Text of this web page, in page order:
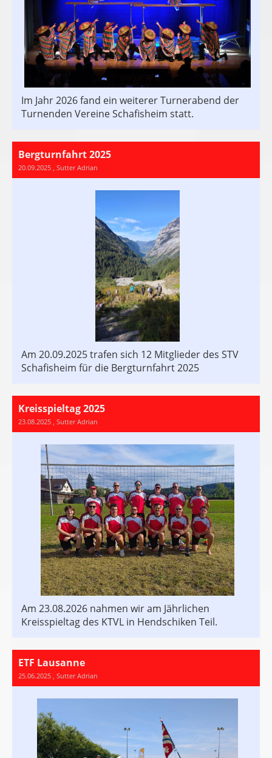
Im Jahr 2026 fand ein weiterer Turnerabend der
Turnenden Vereine Schafisheim statt.
Bergturnfahrt 2025
20.09.2025 , Sutter Adrian
Am 20.09.2025 trafen sich 12 Mitglieder des STV
Schafisheim für die Bergturnfahrt 2025
Kreisspieltag 2025
23.08.2025 , Sutter Adrian
Am 23.08.2026 nahmen wir am Jährlichen
Kreisspieltag des KTVL in Hendschiken Teil.
ETF Lausanne
25.06.2025 , Sutter Adrian